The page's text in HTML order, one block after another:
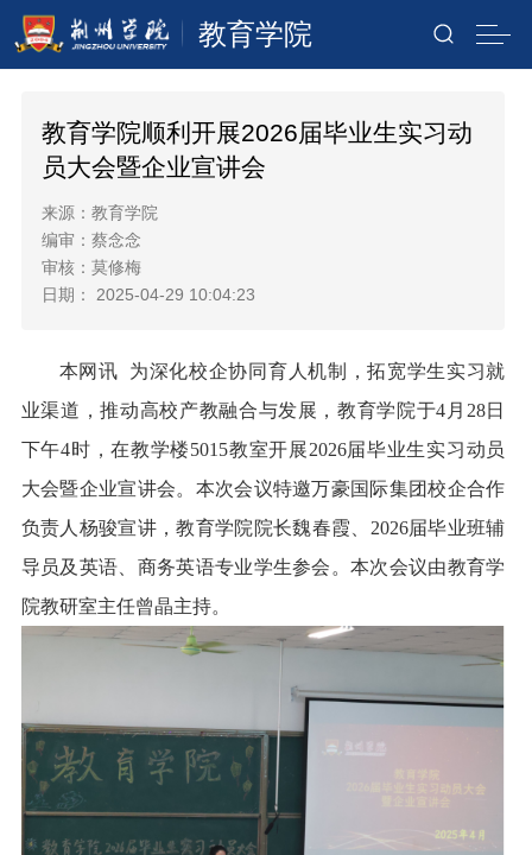
教育学院
教育学院顺利开展2026届毕业生实习动
员大会暨企业宣讲会
来源：教育学院
编审：蔡念念
审核：莫修梅
日期： 2025-04-29 10:04:23
本网讯
为深化校企协同育人机制，拓宽学生实习就
业渠道，推动高校产教融合与发展，教育学院于4月28日
下午4时，在教学楼5015教室开展2026届毕业生实习动员
大会暨企业宣讲会。本次会议特邀万豪国际集团校企合作
负责人杨骏宣讲，教育学院院长魏春霞、 2026届毕业班辅
导员及 英语、商务英语专业学生参会。本次会议由教育学
院教研室主任曾晶主持。